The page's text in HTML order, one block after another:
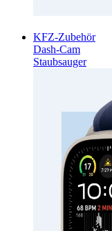
KFZ-Zubehör
Dash-Cam
Staubsauger